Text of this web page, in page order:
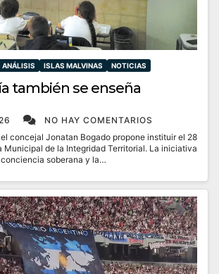
ANÁLISIS ISLAS MALVINAS NOTICIAS
también se enseña
NO HAY COMENTARIOS
el concejal Jonatan Bogado propone instituir el 28
Municipal de la Integridad Territorial. La iniciativa
soberana y la…